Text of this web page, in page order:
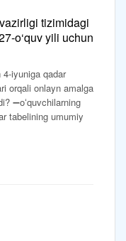
tizimidagi
o‘quv yili uchun
iyuniga qadar
orqali onlayn amalga
➖oʻquvchilarning
tabelining umumiy